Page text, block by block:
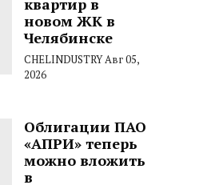
квартир в
новом ЖК в
Челябинске
CHELINDUSTRYАвг 05,
2026
Облигации ПАО
«АПРИ» теперь
можно вложить
в